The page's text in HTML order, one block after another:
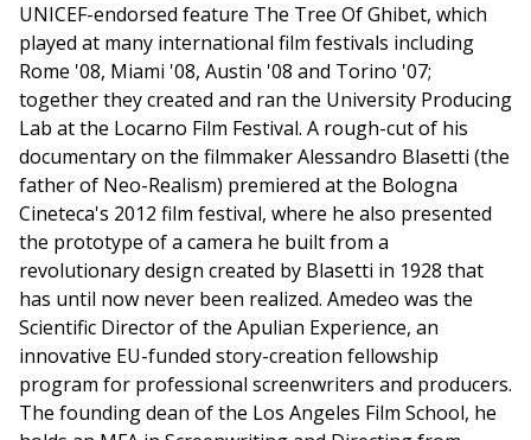
UNICEF-endorsed feature The Tree Of Ghibet, which
played at many international film festivals including
Rome '08, Miami '08, Austin '08 and Torino '07;
together they created and ran the University Producing
Lab at the Locarno Film Festival. A rough-cut of his
documentary on the filmmaker Alessandro Blasetti (the
father of Neo-Realism) premiered at the Bologna
Cineteca's 2012 film festival, where he also presented
the prototype of a camera he built from a
revolutionary design created by Blasetti in 1928 that
has until now never been realized. Amedeo was the
Scientific Director of the Apulian Experience, an
innovative EU-funded story-creation fellowship
program for professional screenwriters and producers.
The founding dean of the Los Angeles Film School, he